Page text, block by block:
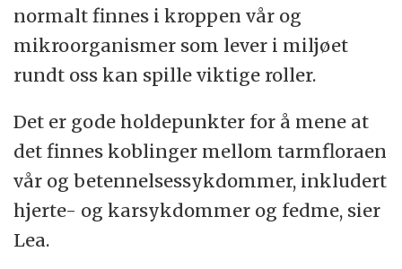
normalt finnes i kroppen vår og
mikroorganismer som lever i miljøet
rundt oss kan spille viktige roller.
Det er gode holdepunkter for å mene at
det finnes koblinger mellom tarmfloraen
vår og betennelsessykdommer, inkludert
hjerte- og karsykdommer og fedme, sier
Lea.